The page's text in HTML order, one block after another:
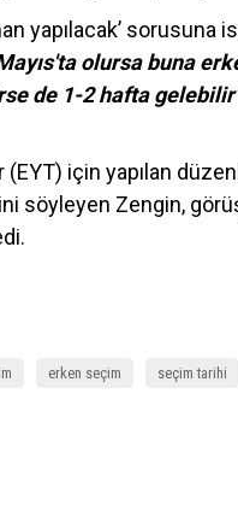
yapılacak’ sorusuna
olursa buna
de 1-2 hafta
(EYT) için yapılan
söyleyen Zengin,
erken seçim seçim tarihi